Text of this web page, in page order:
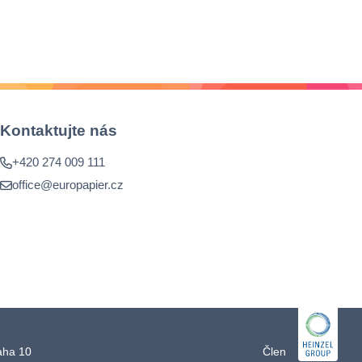
Kontaktujte nás
+420 274 009 111
office@europapier.cz
10 Člen